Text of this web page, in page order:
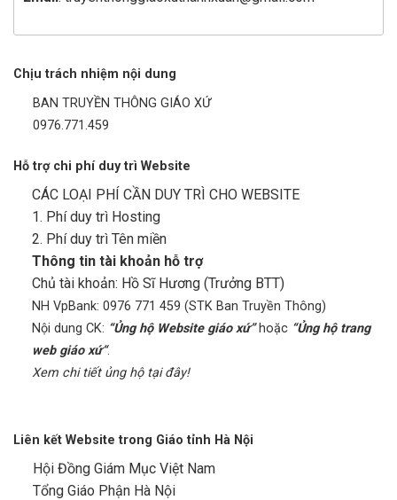
Chịu trách nhiệm nội dung
BAN TRUYỀN THÔNG GIÁO XỨ
0976.771.459
Hỗ trợ chi phí duy trì Website
CÁC LOẠI PHÍ CẦN DUY TRÌ CHO WEBSITE
1. Phí duy trì Hosting
2. Phí duy trì Tên miền
Thông tin tài khoản hỗ trợ
Chủ tài khoản: Hồ Sĩ Hương (Trưởng BTT)
NH VpBank: 0976 771 459 (STK Ban Truyền Thông)
Nội dung CK: “Ủng hộ Website giáo xứ”hoặc “Ủng hộ trang
web giáo xứ“.
Xem chi tiết ủng hộ tại đây!
Liên kết Website trong Giáo tỉnh Hà Nội
Hội Đồng Giám Mục Việt Nam
Tổng Giáo Phận Hà Nội